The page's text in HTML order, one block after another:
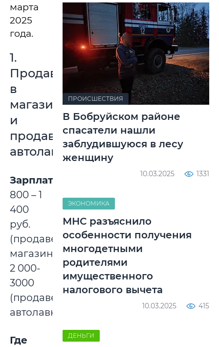
марта
2025
года.
1.
Продавец
в
магазин
и
продавец
автолавки
Зарплата
800 – 1
400
руб.
(продавец
магазина),
2 000-
3000
(продавец
автолавки.
Где
ПРОИСШЕСТВИЯ
В Бобруйском районе
спасатели нашли
заблудившуюся в лесу
женщину
10.03.2025 1331
ЭКОНОМИКА
МНС разъяснило
особенности получения
многодетными
родителями
имущественного
налогового вычета
10.03.2025 415
ДЕНЬГИ